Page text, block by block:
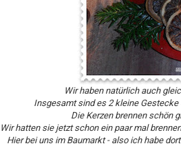
Wir haben natürlich auch
Insgesamt sind es 2 kleine Gestecke
Die Kerzen brennen schön
Wir hatten sie jetzt schon ein paar mal
Hier bei uns im Baumarkt - also ich habe dort